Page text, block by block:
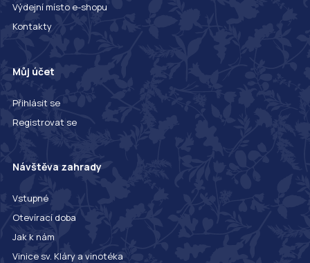
Výdejní místo e-shopu
Kontakty
Můj účet
Přihlásit se
Registrovat se
Návštěva zahrady
Vstupné
Otevírací doba
Jak k nám
Vinice sv. Kláry a vinotéka